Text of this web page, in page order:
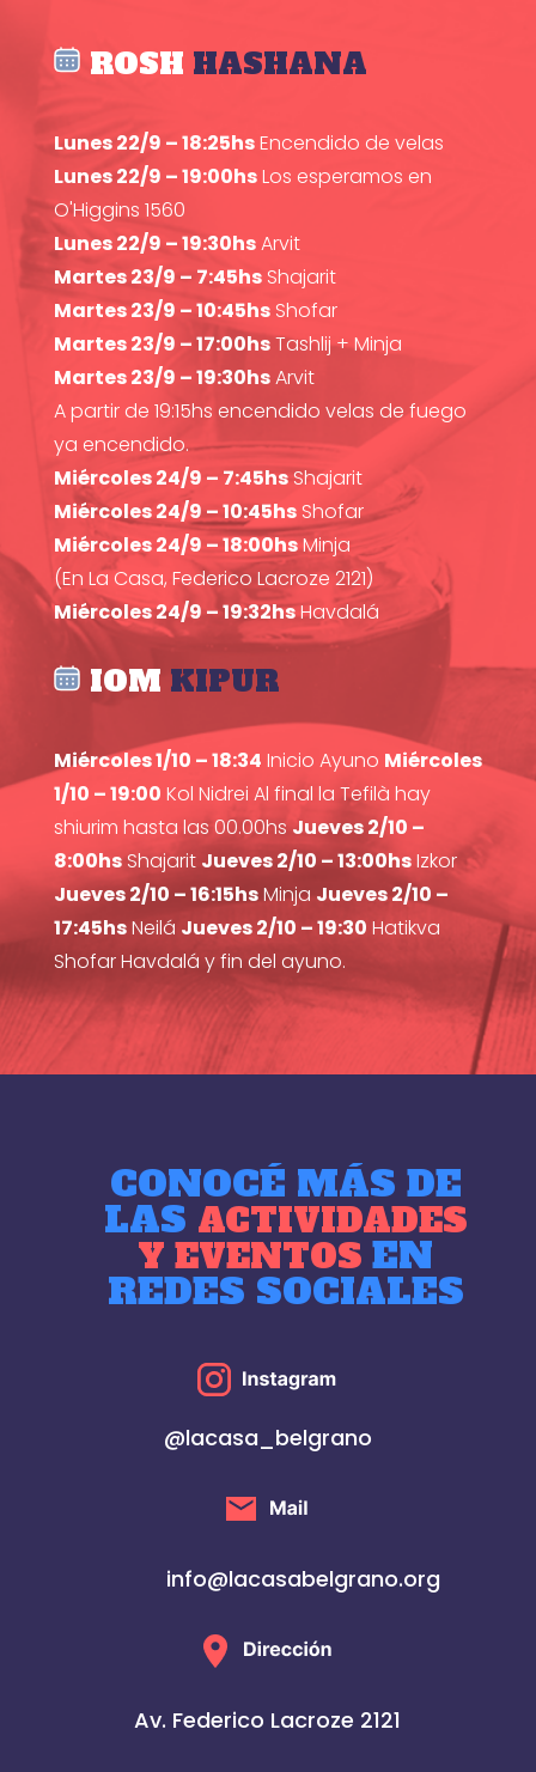
ROSH HASHANA
Lunes 22/9 – 18:25hsEncendido de velas
Lunes 22/9 – 19:00hsLos esperamos en
O'Higgins 1560
Lunes 22/9 – 19:30hsArvit
Martes 23/9 – 7:45hsShajarit
Martes 23/9 – 10:45hsShofar
Martes 23/9 – 17:00hsTashlij + Minja
Martes 23/9 – 19:30hsArvit
A partir de 19:15hs encendido velas de fuego
ya encendido.
Miércoles 24/9 – 7:45hsShajarit
Miércoles 24/9 – 10:45hsShofar
Miércoles 24/9 – 18:00hsMinja
(En La Casa, Federico Lacroze 2121)
Miércoles 24/9 – 19:32hsHavdalá
IOM KIPUR
Miércoles 1/10 – 18:34 Inicio Ayuno Miércoles
1/10 – 19:00 Kol Nidrei Al final la Tefilà hay
shiurim hasta las 00.00hsJueves 2/10 –
8:00hsShajarit Jueves 2/10 – 13:00hsIzkor
Jueves 2/10 – 16:15hsMinja Jueves 2/10 –
17:45hsNeilá Jueves 2/10 – 19:30 Hatikva
Shofar Havdalá y fin del ayuno.
CONOCÉ MÁS DE
LAS ACTIVIDADES
Y EVENTOSEN
REDES SOCIALES
@lacasa_belgrano
info@lacasabelgrano.org
Av. Federico Lacroze 2121